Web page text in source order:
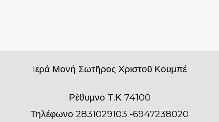
Iερά Μονή Σωτῆρος Χριστοῦ Κουμπέ
Ρέθυμνο Τ.Κ 74100
Τηλέφωνο 2831029103 -6947238020